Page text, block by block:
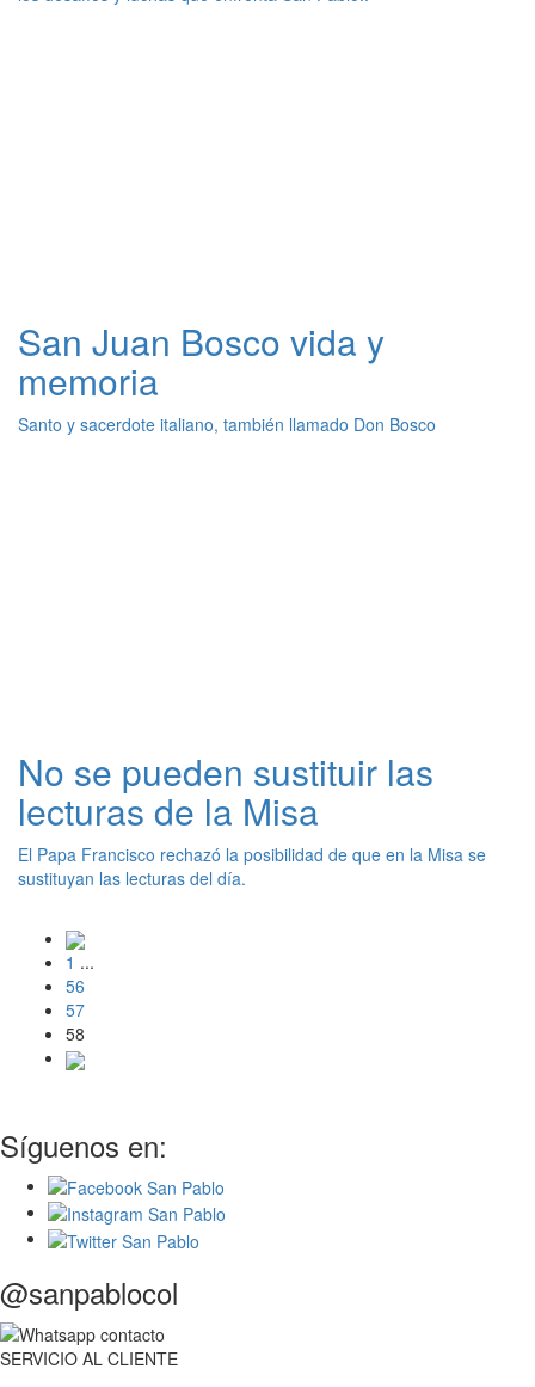
San Juan Bosco vida y
memoria
Santo y sacerdote italiano, también llamado Don Bosco
No se pueden sustituir las
lecturas de la Misa
El Papa Francisco rechazó la posibilidad de que en la Misa se
sustituyan las lecturas del día.
1 ...
56
57
58
Síguenos en:
@sanpablocol
SERVICIO AL CLIENTE